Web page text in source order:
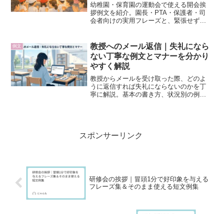
幼稚園・保育園の運動会で使える開会挨
拶例文を紹介。園長・PTA・保護者・司
会者向けの実用フレーズと、緊張せずに
例文
教授へのメール返信｜失礼になら
ない丁寧な例文とマナーを分かり
やすく解説
教授からメールを受け取った際、どのよ
うに返信すれば失礼にならないのかを丁
寧に解説。基本の書き方、状況別の例
スポンサーリンク
研修会の挨拶｜冒頭1分で好印象を与える
フレーズ集＆そのまま使える短文例集